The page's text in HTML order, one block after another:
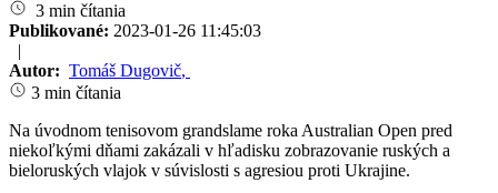
3 min čítania
Publikované: 2023-01-26 11:45:03
|
Autor: Tomáš Dugovič,
3 min čítania
Na úvodnom tenisovom grandslame roka Australian Open pred
niekoľkými dňami zakázali v hľadisku zobrazovanie ruských a
bieloruských vlajok v súvislosti s agresiou proti Ukrajine.